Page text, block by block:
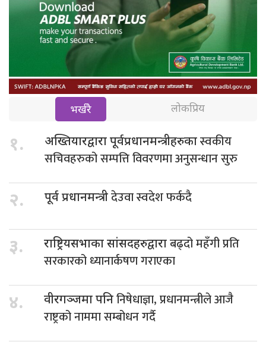
भर्खरै लोकप्रिय
१. अख्तियारद्वारा पूर्वप्रधानमन्त्रीहरुकास्वकीय
सचिवहरुको सम्पत्ति विवरणमा अनुसन्धान सुरु
२. पूर्व प्रधानमन्त्रीदेउवा स्वदेश फर्कदै
३. राष्ट्रियसभाका सांसदहरुद्वाराबढ्दो महँगी प्रति
सरकारको ध्यानार्कषण गराएका
४. वीरगञ्जमा पनिनिषेधाज्ञा, प्रधानमन्त्रीले आजै
राष्ट्रको नाममा सम्बोधन गर्दै